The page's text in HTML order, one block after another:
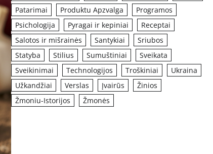
Patarimai
Produktu Apzvalga
Programos
Psichologija
Pyragai ir kepiniai
Receptai
Salotos ir mišrainės
Santykiai
Sriubos
Statyba
Stilius Sumuštiniai
Sveikata
Sveikinimai
Technologijos Troškiniai
Ukraina
Užkandžiai
Verslas Įvairūs
Žinios
Žmoniu-Istorijos
Žmonės